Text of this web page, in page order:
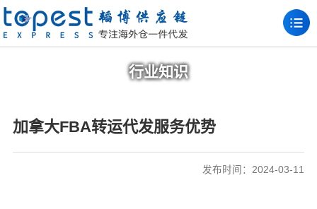
行业知识
加拿大FBA转运代发服务优势
发布时间：2024-03-11